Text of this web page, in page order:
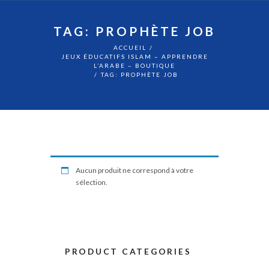
TAG: PROPHÈTE JOB
ACCUEIL
JEUX ÉDUCATIFS ISLAM – APPRENDRE
L’ARABE – BOUTIQUE
TAG: PROPHÈTE JOB
Aucun produit ne correspond à votre
sélection.
PRODUCT CATEGORIES